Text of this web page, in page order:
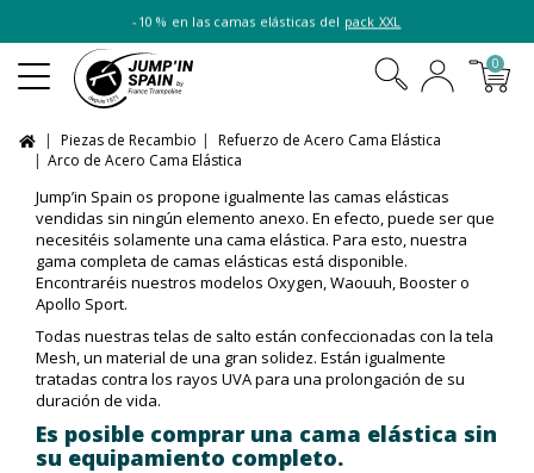
-10 % en las camas elásticas del pack XXL
0
Piezas de Recambio
Refuerzo de Acero Cama Elástica
Arco de Acero Cama Elástica
Jump’in Spain os propone igualmente las camas elásticas
vendidas sin ningún elemento anexo. En efecto, puede ser que
necesitéis solamente una cama elástica. Para esto, nuestra
gama completa de camas elásticas está disponible.
Encontraréis nuestros modelos Oxygen, Waouuh, Booster o
Apollo Sport.
Todas nuestras telas de salto están confeccionadas con la tela
Mesh, un material de una gran solidez. Están igualmente
tratadas contra los rayos UVA para una prolongación de su
duración de vida.
Es posible comprar una cama elástica sin
su equipamiento completo.